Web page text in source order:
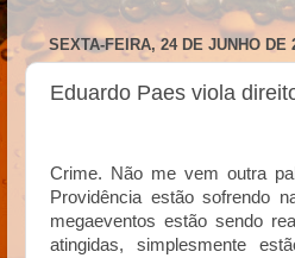
SEXTA-FEIRA, 24 DE JUNHO DE
Eduardo Paes viola
Crime. Não me vem outra
Providência estão sofrendo
megaeventos estão sendo
atingidas, simplesmente